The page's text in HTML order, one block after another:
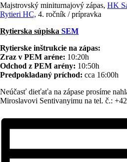
Majstrovský miniturnajový zápas, HK
Rytieri HC, 4. ročník / prípravka
Rytierska súpiska SEM
Rytierske inštrukcie na zápas:
Zraz v PEM aréne: 10:20h
Odchod z PEM arény: 10:50h
Predpokladaný príchod: cca 16:00h
Neúčasť dieťaťa na zápase prosíme
Miroslavovi Sentivanyimu na tel. č.: